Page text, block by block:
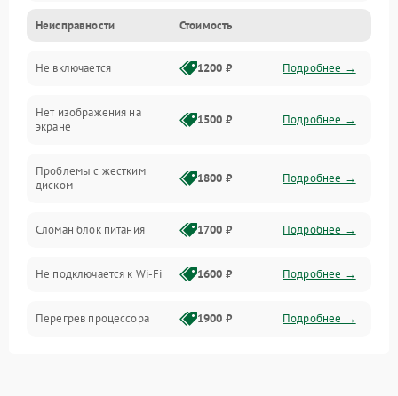
Проблемы с изображением и монитором
Проблемы с производительностью и стабильностью
Прочие специфичные проблемы
Неисправности Стоимость
Не включается 1200 ₽ Подробнее →
Нет изображения на
экране
1500 ₽ Подробнее →
Проблемы с жестким
диском
1800 ₽ Подробнее →
Сломан блок питания 1700 ₽ Подробнее →
Не подключается к Wi-Fi 1600 ₽ Подробнее →
Перегрев процессора 1900 ₽ Подробнее →